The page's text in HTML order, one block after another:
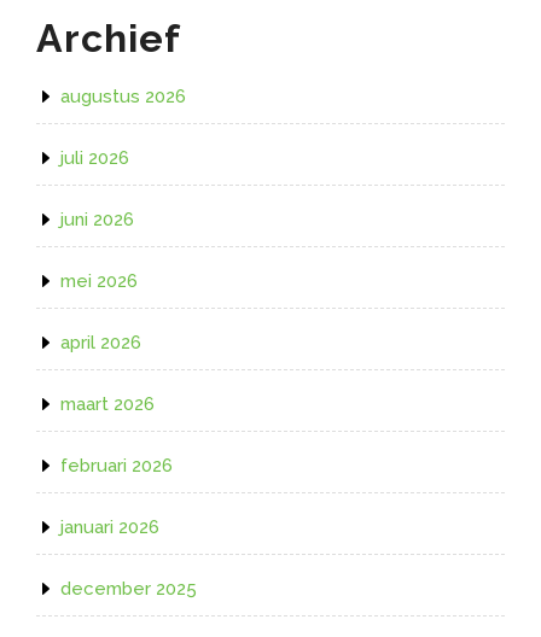
Archief
augustus 2026
juli 2026
juni 2026
mei 2026
april 2026
maart 2026
februari 2026
januari 2026
december 2025